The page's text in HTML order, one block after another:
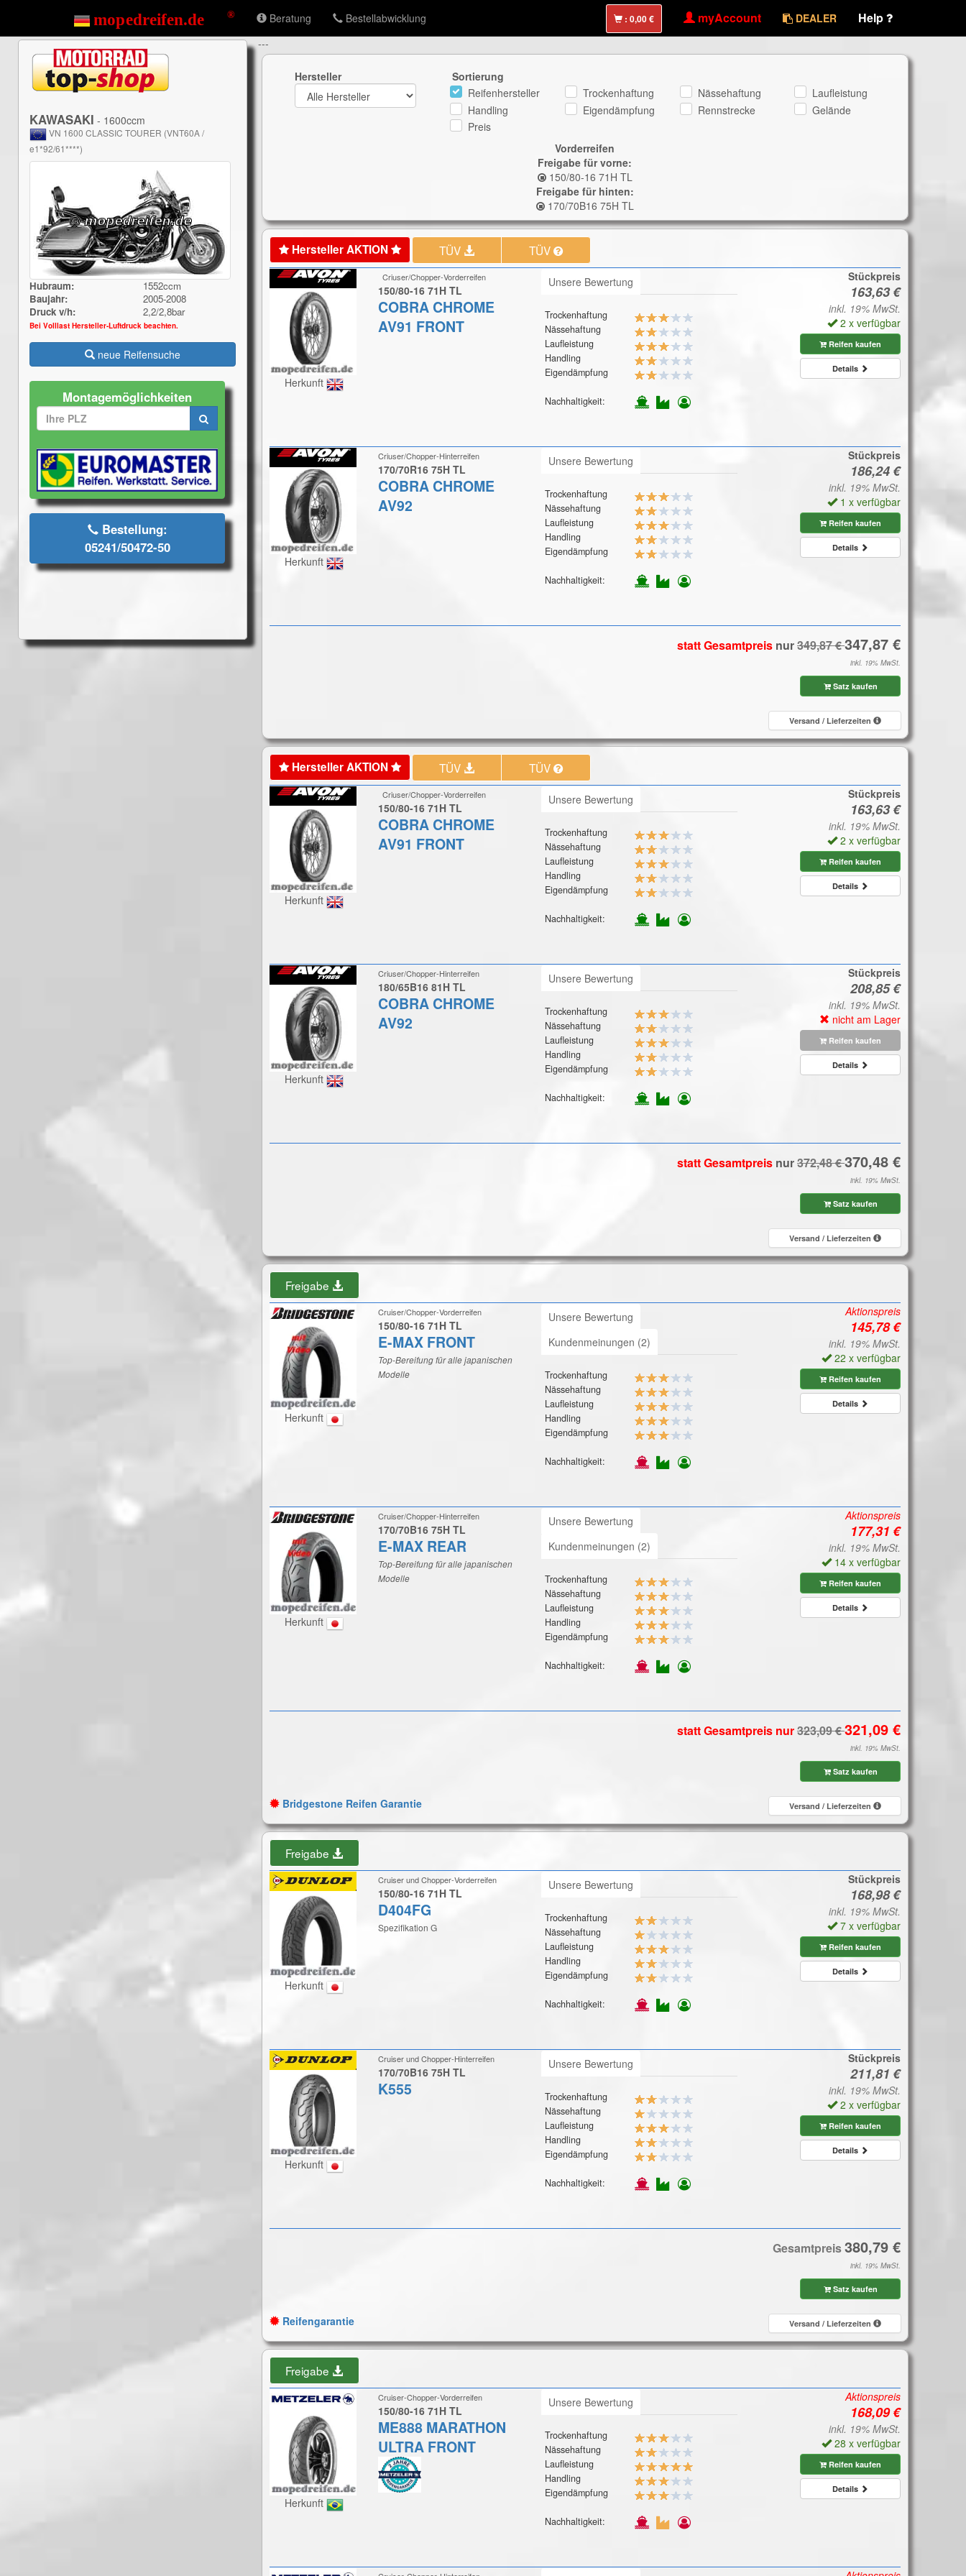
Beratung Bestellabwicklung : myAccount DEALER Help
KAWASAKI - 1600ccm
VN 1600 CLASSIC TOURER (VNT60A /
e1*92/61****)
Hubraum:
1552ccm
Baujahr:
2005-2008
Druck v/h:
2,2/2,8bar
Bei Volllast Hersteller-Luftdruck beachten.
neue Reifensuche
Montagemöglichkeiten
Bestellung:
05241/50472-50
---
Hersteller
Sortierung
Reifenhersteller
Trockenhaftung Nässehaftung
Laufleistung
Handling
Eigendämpfung Rennstrecke
Gelände
Preis
Vorderreifen
Freigabe für vorne:
150/80-16 71H TL
Freigabe für hinten:
170/70B16 75H TL
Hersteller AKTION TÜV TÜV
Herkunft
Criuser/Chopper-Vorderreifen
150/80-16 71H TL
COBRA CHROME
AV91 FRONT
Unsere Bewertung
Trockenhaftung
Nässehaftung
Laufleistung
Handling
Eigendämpfung
Nachhaltigkeit:
Stückpreis
inkl. 19% MwSt.
2 x verfügbar
Reifen kaufen
Details
Herkunft
Criuser/Chopper-Hinterreifen
170/70R16 75H TL
COBRA CHROME
AV92
Unsere Bewertung
Trockenhaftung
Nässehaftung
Laufleistung
Handling
Eigendämpfung
Nachhaltigkeit:
Stückpreis
inkl. 19% MwSt.
1 x verfügbar
Reifen kaufen
Details
statt Gesamtpreis nur
inkl. 19% MwSt.
Satz kaufen
Versand / Lieferzeiten
Hersteller AKTION TÜV TÜV
Herkunft
Criuser/Chopper-Vorderreifen
150/80-16 71H TL
COBRA CHROME
AV91 FRONT
Unsere Bewertung
Trockenhaftung
Nässehaftung
Laufleistung
Handling
Eigendämpfung
Nachhaltigkeit:
Stückpreis
inkl. 19% MwSt.
2 x verfügbar
Reifen kaufen
Details
Herkunft
Criuser/Chopper-Hinterreifen
180/65B16 81H TL
COBRA CHROME
AV92
Unsere Bewertung
Trockenhaftung
Nässehaftung
Laufleistung
Handling
Eigendämpfung
Nachhaltigkeit:
Stückpreis
inkl. 19% MwSt.
nicht am Lager
Reifen kaufen
Details
statt Gesamtpreis nur
inkl. 19% MwSt.
Satz kaufen
Versand / Lieferzeiten
Freigabe
Herkunft
Cruiser/Chopper-Vorderreifen
150/80-16 71H TL
E-MAX FRONT
Top-Bereifung für alle japanischen
Modelle
Unsere Bewertung
Kundenmeinungen (2)
Trockenhaftung
Nässehaftung
Laufleistung
Handling
Eigendämpfung
Nachhaltigkeit:
Aktionspreis
inkl. 19% MwSt.
22 x verfügbar
Reifen kaufen
Details
Herkunft
Cruiser/Chopper-Hinterreifen
170/70B16 75H TL
E-MAX REAR
Top-Bereifung für alle japanischen
Modelle
Unsere Bewertung
Kundenmeinungen (2)
Trockenhaftung
Nässehaftung
Laufleistung
Handling
Eigendämpfung
Nachhaltigkeit:
Aktionspreis
inkl. 19% MwSt.
14 x verfügbar
Reifen kaufen
Details
statt Gesamtpreis nur
inkl. 19% MwSt.
Satz kaufen
Bridgestone Reifen Garantie Versand / Lieferzeiten
Freigabe
Herkunft
Cruiser und Chopper-Vorderreifen
150/80-16 71H TL
D404FG
Spezifikation G
Unsere Bewertung
Trockenhaftung
Nässehaftung
Laufleistung
Handling
Eigendämpfung
Nachhaltigkeit:
Stückpreis
inkl. 19% MwSt.
7 x verfügbar
Reifen kaufen
Details
Herkunft
Cruiser und Chopper-Hinterreifen
170/70B16 75H TL
K555
Unsere Bewertung
Trockenhaftung
Nässehaftung
Laufleistung
Handling
Eigendämpfung
Nachhaltigkeit:
Stückpreis
inkl. 19% MwSt.
2 x verfügbar
Reifen kaufen
Details
Gesamtpreis
inkl. 19% MwSt.
Satz kaufen
Reifengarantie Versand / Lieferzeiten
Freigabe
Herkunft
Cruiser-Chopper-Vorderreifen
150/80-16 71H TL
ME888 MARATHON
ULTRA FRONT
Unsere Bewertung
Trockenhaftung
Nässehaftung
Laufleistung
Handling
Eigendämpfung
Nachhaltigkeit:
Aktionspreis
inkl. 19% MwSt.
28 x verfügbar
Reifen kaufen
Details